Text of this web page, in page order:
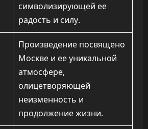
символизирующей ее
радость и силу.
Произведение посвящено
Москве и ее уникальной
атмосфере,
олицетворяющей
неизменность и
продолжение жизни.